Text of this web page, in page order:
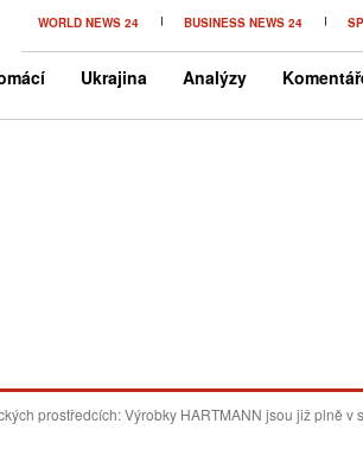
WORLD NEWS 24 BUSINESS NEWS 24
Ukrajina Analýzy
prostředcích: Výrobky HARTMANN jsou již plně v